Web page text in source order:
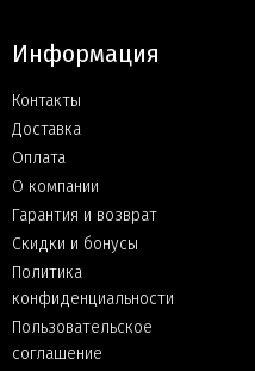
Информация
Контакты
Доставка
Оплата
О компании
Гарантия и возврат
Скидки и бонусы
Политика
конфиденциальности
Пользовательское
соглашение